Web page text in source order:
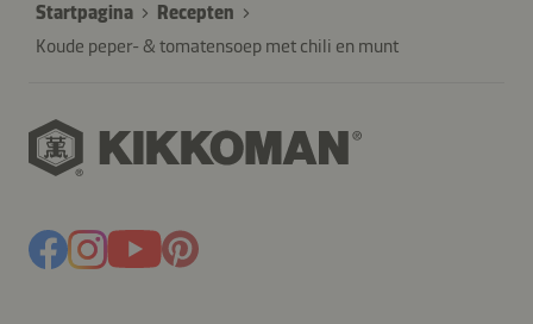
Startpagina
Recepten
Koude peper- & tomatensoep met chili en munt